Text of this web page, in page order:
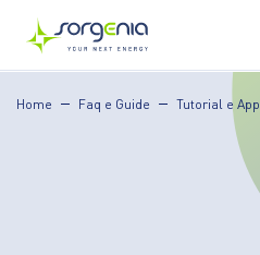
Home Faq e Guide Tutorial e